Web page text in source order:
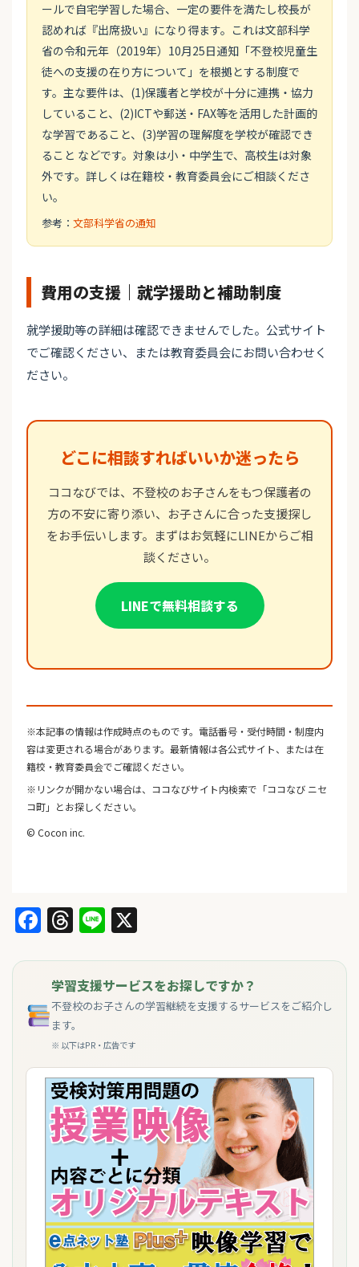
ールで自宅学習した場合、一定の要件を満たし校長が
認めれば『出席扱い』になり得ます。これは文部科学
省の令和元年（2019年）10月25日通知「不登校児童生
徒への支援の在り方について」を根拠とする制度で
す。主な要件は、(1)保護者と学校が十分に連携・協力
していること、(2)ICTや郵送・FAX等を活用した計画的
な学習であること、(3)学習の理解度を学校が確認でき
ること などです。対象は小・中学生で、高校生は対象
外です。詳しくは在籍校・教育委員会にご相談くださ
い。
参考： 文部科学省の通知
費用の支援｜就学援助と補助制度
就学援助等の詳細は確認できませんでした。公式サイト
でご確認ください、または教育委員会にお問い合わせく
ださい。
どこに相談すればいいか迷ったら
ココなびでは、不登校のお子さんをもつ保護者の
方の不安に寄り添い、お子さんに合った支援探し
をお手伝いします。まずはお気軽にLINEからご相
談ください。
LINEで無料相談する
※本記事の情報は作成時点のものです。電話番号・受付時間・制度内
容は変更される場合があります。最新情報は各公式サイト、または在
籍校・教育委員会でご確認ください。
※リンクが開かない場合は、ココなびサイト内検索で「ココなび ニセ
コ町」とお探しください。
© Cocon inc.
Facebook
Threads
Line
学習支援サービスをお探しですか？
不登校のお子さんの学習継続を支援するサービスをご紹介し
ます。
※ 以下はPR・広告です